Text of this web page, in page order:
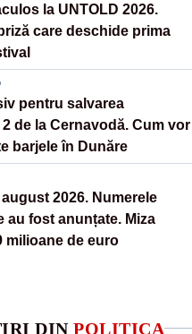
la UNTOLD 2026.
care deschide prima
pentru salvarea
de la Cernavodă. Cum vor
barjele în Dunăre
august 2026. Numerele
au fost anunțate. Miza
milioane de euro
DIN POLITICA